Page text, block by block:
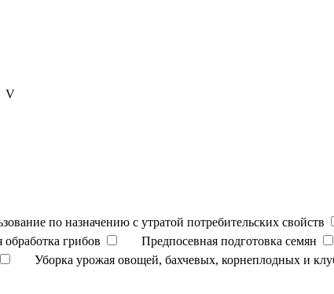
V
по назначению с утратой потребительских свойств
грибов Предпосевная подготовка семян
Уборка урожая овощей, бахчевых, корнеплодных и